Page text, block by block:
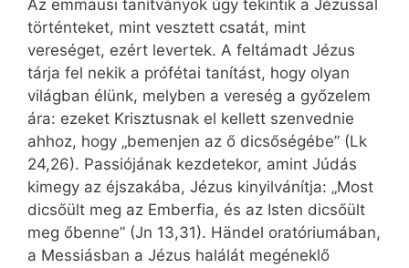
Az emmausi tanítványok úgy tekintik a Jézussal
történteket, mint vesztett csatát, mint
vereséget, ezért levertek. A feltámadt Jézus
tárja fel nekik a prófétai tanítást, hogy olyan
világban élünk, melyben a vereség a győzelem
ára: ezeket Krisztusnak el kellett szenvednie
ahhoz, hogy „bemenjen az ő dicsőségébe” (Lk
24,26). Passiójának kezdetekor, amint Júdás
kimegy az éjszakába, Jézus kinyilvánítja: „Most
dicsőült meg az Emberfia, és az Isten dicsőült
meg őbenne” (Jn 13,31). Händel oratóriumában,
a Messiásban a Jézus halálát megéneklő